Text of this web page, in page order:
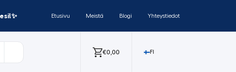
Etusivu Meistä Blogi Yhteystiedot
€0,00 FI